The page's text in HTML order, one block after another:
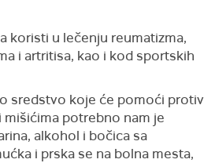
koristi u lečenju reumatizma,
i artritisa, kao i kod sportskih
sredstvo koje će pomoći protiv
potrebno nam je
alkohol i bočica sa
i prska se na bolna mesta,